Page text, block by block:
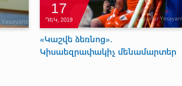
17
ԴԵԿ, 2019
«Կաշվե ձեռնոց»․
Կիսաեզրափակիչ մենամարտեր